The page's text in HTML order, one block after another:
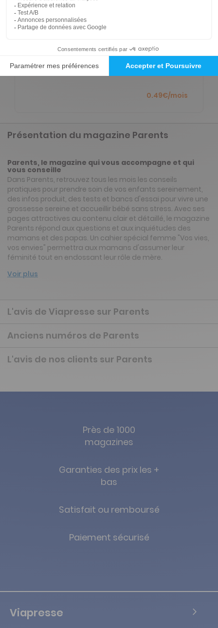
NOUVEAU à tester absolument - Service
mobilité
Ecoutez tous les articles de votre magazine
voiture (Disponible via CarPlay & Androïd Auto)
Android).
0.49€/mois
Présentation du magazine Parents
Parents, le magazine qui vous accompagne et qui
vous conseille
Dans Parents, retrouvez tous les mois les conseils
pratiques pour prendre soin de vos enfants sereinement,
des infos produit, des tests et bancs d'essai pour vivre une
grossesse sereine et accueillir bébé sans stress. Avec ses
pages attractives au contenu clair et détaillé, le magazine
Parents répond aux questions et aux inquiétudes des
mamans et des papas. Un cahier spécial femme "Vos vies,
vos envies" permettra aux mamans d'assumer leur
féminité tout en endossant leur rôle de mère.
Voir plus
L'avis de Viapresse sur Parents
Anciens numéros de Parents
L'avis de nos clients sur Parents
Près de 1000
magazines
Garanties des prix les +
bas
Satisfait ou remboursé
Paiement sécurisé
Viapresse